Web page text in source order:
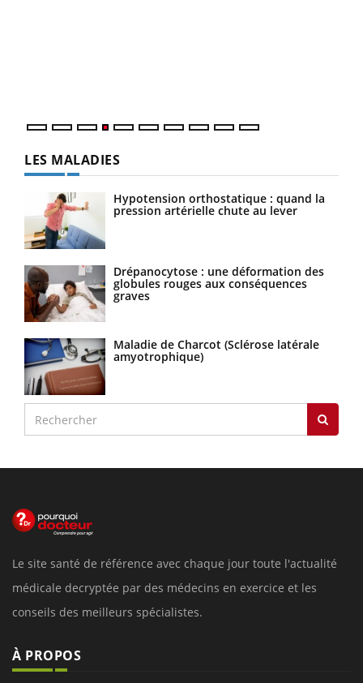
LES MALADIES
Hypotension orthostatique : quand la
pression artérielle chute au lever
Drépanocytose : une déformation des
globules rouges aux conséquences
graves
Maladie de Charcot (Sclérose latérale
amyotrophique)
Le site santé de référence avec chaque jour toute l'actualité
médicale decryptée par des médecins en exercice et les
conseils des meilleurs spécialistes.
À PROPOS